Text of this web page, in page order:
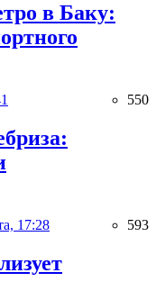
в Баку:
550
17:28 593